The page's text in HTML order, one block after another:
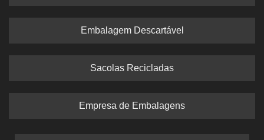
Embalagem Descartável
Sacolas Recicladas
Empresa de Embalagens